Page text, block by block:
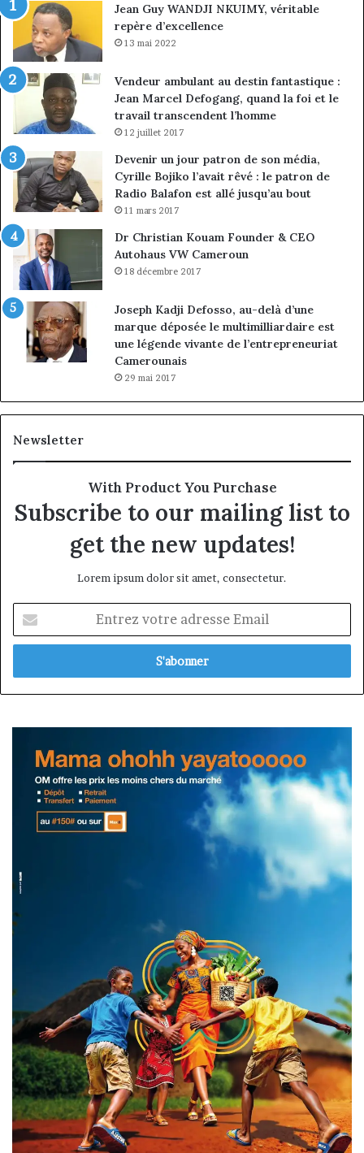
Jean Guy WANDJI NKUIMY, véritable
repère d’excellence
13 mai 2022
Vendeur ambulant au destin fantastique :
Jean Marcel Defogang, quand la foi et le
travail transcendent l’homme
12 juillet 2017
Devenir un jour patron de son média,
Cyrille Bojiko l’avait rêvé : le patron de
Radio Balafon est allé jusqu’au bout
11 mars 2017
Dr Christian Kouam Founder & CEO
Autohaus VW Cameroun
18 décembre 2017
Joseph Kadji Defosso, au-delà d’une
marque déposée le multimilliardaire est
une légende vivante de l’entrepreneuriat
Camerounais
29 mai 2017
Newsletter
With Product You Purchase
Subscribe to our mailing list to
get the new updates!
Lorem ipsum dolor sit amet, consectetur.
votre
adresse